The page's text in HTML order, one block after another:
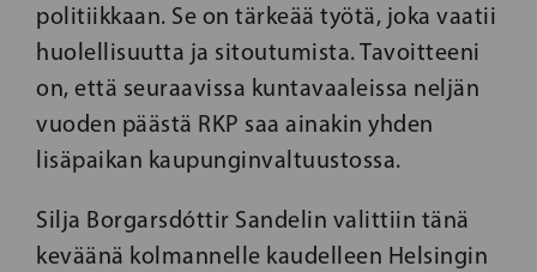
politiikkaan. Se on tärkeää työtä, joka vaatii
huolellisuutta ja sitoutumista. Tavoitteeni
on, että seuraavissa kuntavaaleissa neljän
vuoden päästä RKP saa ainakin yhden
lisäpaikan kaupunginvaltuustossa.
Silja Borgarsdóttir Sandelin valittiin tänä
keväänä kolmannelle kaudelleen Helsingin